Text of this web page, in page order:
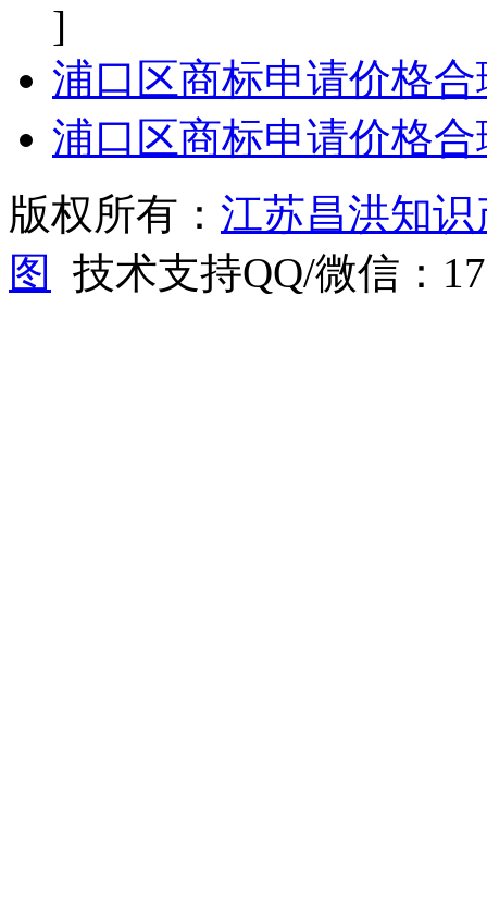
]
浦口区商标申请价格
浦口区商标申请价格
版权所有： 江苏昌洪知
图
技术支持QQ/微信：